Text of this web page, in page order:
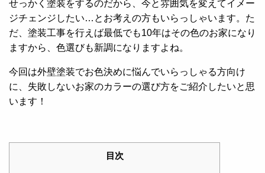
せっかく塗装をするのだから、今と雰囲気を変えてイメー
ジチェンジしたい…とお考えの方もいらっしゃいます。た
だ、塗装工事を行えば最低でも10年はその色のお家になり
ますから、色選びも新調になりますよね。
今回は外壁塗装でお色決めに悩んでいらっしゃる方向け
に、失敗しないお家のカラーの選び方をご紹介したいと思
います！
目次